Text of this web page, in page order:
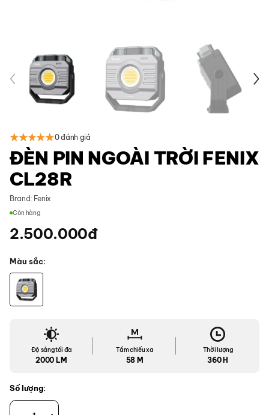
0 đánh giá
ĐÈN PIN NGOÀI TRỜI FENIX
CL28R
Brand: Fenix
Còn hàng
2.500.000đ
Màu sắc
Độ sáng tối đa
2000 LM
Tầm chiếu xa
58 M
Thời lượng
360 H
Số lượng:
Đèn Pin Ngoài Trời Fenix CL28R số lượng